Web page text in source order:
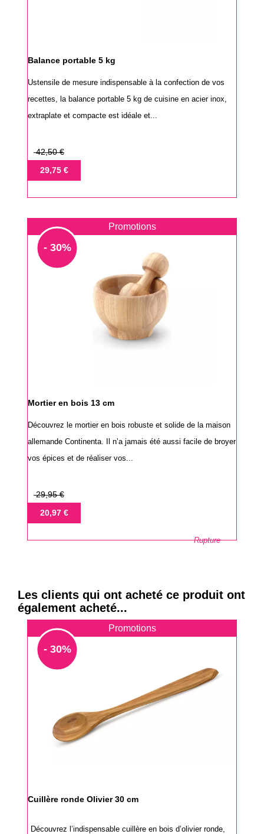
Balance portable 5 kg
Ustensile de mesure indispensable à la confection de vos
recettes, la balance portable 5 kg de cuisine en acier inox,
extraplate et compacte est idéale et...
Prix
base
42,50 €
Prix29,75 €
Promotions
- 30%
Mortier en bois 13 cm
Découvrez le mortier en bois robuste et solide de la maison
allemande Continenta. Il n’a jamais été aussi facile de broyer
vos épices et de réaliser vos...
Prix
base
29,95 €
Prix20,97 €
Rupture
Les clients qui ont acheté ce produit ont
également acheté...
Promotions
- 30%
Cuillère ronde Olivier 30 cm
Découvrez l’indispensable cuillère en bois d’olivier ronde,